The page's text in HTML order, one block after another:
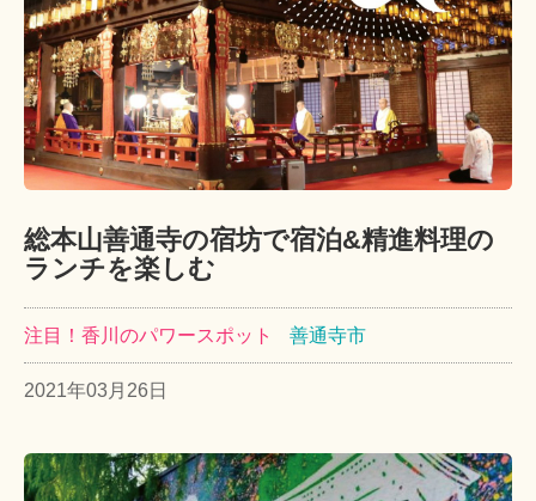
総本山善通寺の宿坊で宿泊&精進料理の
ランチを楽しむ
注目！香川のパワースポット 善通寺市
2021年03月26日